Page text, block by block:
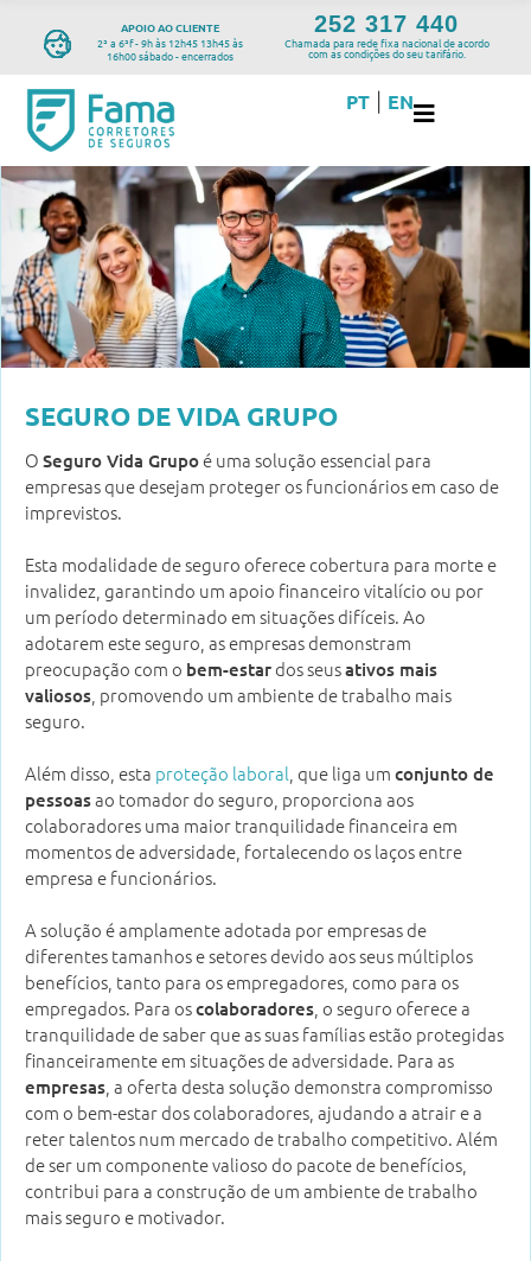
APOIO AO CLIENTE
2ª a 6ªf - 9h às 12h45 13h45 às
16h00 sábado - encerrados
252 317 440
Chamada para rede fixa nacional de acordo
com as condições do seu tarifário.
PT EN
SEGURO DE VIDA GRUPO
O Seguro Vida Grupoé uma solução essencial para
empresas que desejam proteger os funcionários em caso de
imprevistos.
Esta modalidade de seguro oferece cobertura para morte e
invalidez, garantindo um apoio financeiro vitalício ou por
um período determinado em situações difíceis. Ao
adotarem este seguro, as empresas demonstram
preocupação com o bem-estardos seusativos mais
valiosos , promovendo um ambiente de trabalho mais
seguro.
Além disso, esta proteção laboral , que liga um conjunto de
pessoasao tomador do seguro, proporciona aos
colaboradores uma maior tranquilidade financeira em
momentos de adversidade, fortalecendo os laços entre
empresa e funcionários.
A solução é amplamente adotada por empresas de
diferentes tamanhos e setores devido aos seus múltiplos
benefícios, tanto para os empregadores, como para os
empregados. Para oscolaboradores , o seguro oferece a
tranquilidade de saber que as suas famílias estão protegidas
financeiramente em situações de adversidade. Para as
empresas , a oferta desta solução demonstra compromisso
com o bem-estar dos colaboradores, ajudando a atrair e a
reter talentos num mercado de trabalho competitivo. Além
de ser um componente valioso do pacote de benefícios,
contribui para a construção de um ambiente de trabalho
mais seguro e motivador.